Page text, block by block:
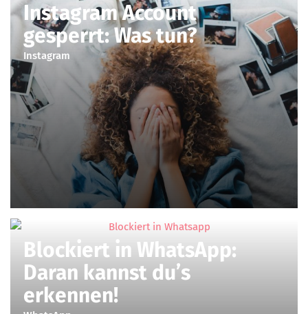
Instagram Account
gesperrt: Was tun?
Instagram
Blockiert in WhatsApp:
Daran kannst du’s
erkennen!